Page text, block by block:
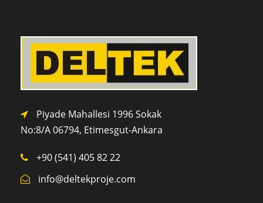
Piyade Mahallesi 1996 Sokak
No:8/A 06794, Etimesgut-Ankara
+90 (541) 405 82 22
info@deltekproje.com